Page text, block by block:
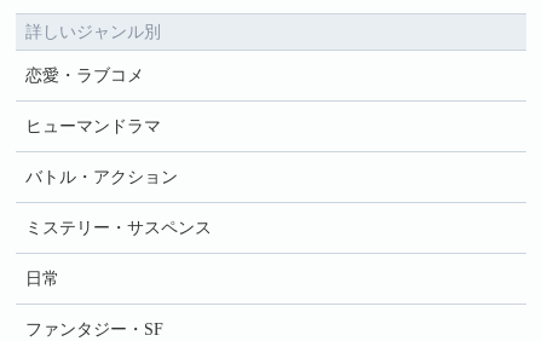
詳しいジャンル別
恋愛・ラブコメ
ヒューマンドラマ
バトル・アクション
ミステリー・サスペンス
日常
ファンタジー・SF